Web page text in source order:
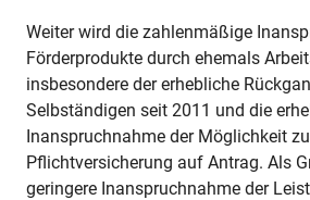
Weiter wird die zahlenmäßige
Förderprodukte durch ehemals
insbesondere der erhebliche
Selbständigen seit 2011 und die
Inanspruchnahme der Möglichkeit
Pflichtversicherung auf Antrag. Als
geringere Inanspruchnahme der